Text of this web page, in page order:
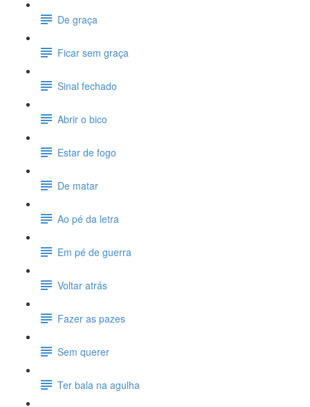
De graça
Ficar sem graça
Sinal fechado
Abrir o bico
Estar de fogo
De matar
Ao pé da letra
Em pé de guerra
Voltar atrás
Fazer as pazes
Sem querer
Ter bala na agulha